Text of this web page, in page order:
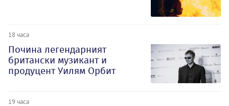
18 часа
Почина легендарният
британски музикант и
продуцент Уилям Орбит
19 часа